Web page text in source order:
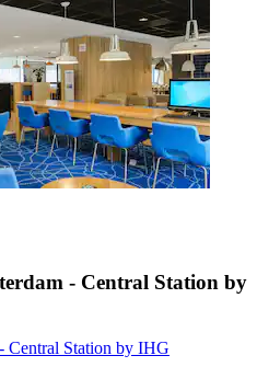
- Central Station by
Central Station by IHG